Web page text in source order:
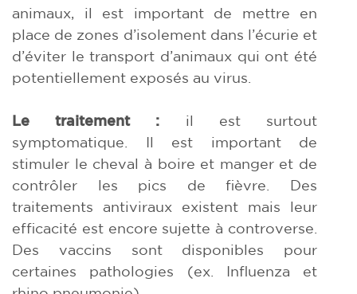
animaux, il est important de mettre en
place de zones d’isolement dans l’écurie et
d’éviter le transport d’animaux qui ont été
potentiellement exposés au virus.
Le traitement : il est surtout
symptomatique. Il est important de
stimuler le cheval à boire et manger et de
contrôler les pics de fièvre. Des
traitements antiviraux existent mais leur
efficacité est encore sujette à controverse.
Des vaccins sont disponibles pour
certaines pathologies (ex. Influenza et